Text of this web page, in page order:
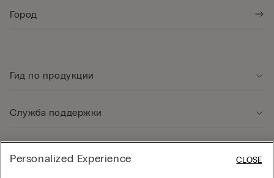
Гид по продукции
Служба поддержки
Personalized Experience CLOSE